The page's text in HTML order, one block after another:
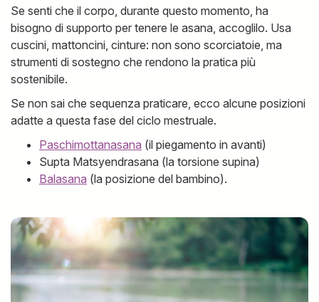
Se senti che il corpo, durante questo momento, ha
bisogno di supporto per tenere le asana, accoglilo. Usa
cuscini, mattoncini, cinture: non sono scorciatoie, ma
strumenti di sostegno che rendono la pratica più
sostenibile.
Se non sai che sequenza praticare, ecco alcune posizioni
adatte a questa fase del ciclo mestruale.
Paschimottanasana (il piegamento in avanti)
Supta Matsyendrasana (la torsione supina)
Balasana (la posizione del bambino).